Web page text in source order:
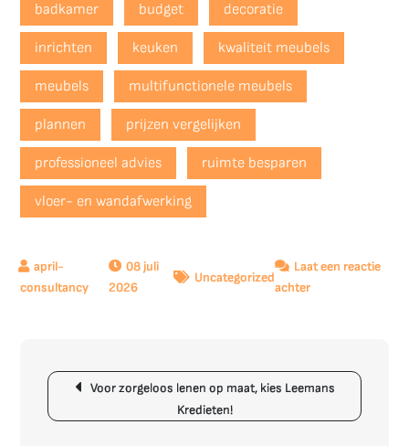
badkamer budget decoratie
inrichten keuken kwaliteit meubels
meubels multifunctionele meubels
plannen prijzen vergelijken
professioneel advies ruimte besparen
vloer- en wandafwerking
08 juli
2026
Uncategorized
Laat een reactie
achterop
Inrichten
van
Berichtnavigatie
Voor zorgeloos lenen op maat, kies Leemans
Kredieten!